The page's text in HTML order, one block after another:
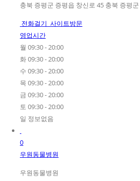
충북 증평군 증평읍 창신로 45 충북 증평
전화걸기 사이트방문
영업시간
월 09:30 - 20:00
화 09:30 - 20:00
수 09:30 - 20:00
목 09:30 - 20:00
금 09:30 - 20:00
토 09:30 - 20:00
일 정보없음
0
우원동물병원
우원동물병원